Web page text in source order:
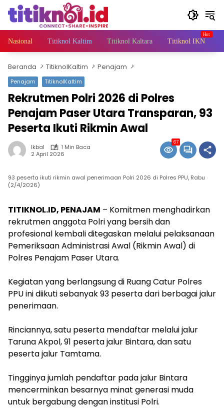
Langsung
konten
Nasional Titiknol Kaltim Titiknol Kaltara Titiknol IKN
Beranda TitiknolKaltim Penajam
Penajam TitiknolKaltim
Rekrutmen Polri 2026 di Polres
Penajam Paser Utara Transparan, 93
Peserta Ikuti Rikmin Awal
Ikbal
1 Min Baca
2 April 2026
67
93 peserta ikuti rikmin awal penerimaan Polri 2026 di Polres PPU, Rabu
(2/4/2026)
TITIKNOL.ID, PENAJAM – Komitmen menghadirkan
rekrutmen anggota Polri yang bersih dan
profesional kembali ditegaskan melalui pelaksanaan
Pemeriksaan Administrasi Awal (Rikmin Awal) di
Polres Penajam Paser Utara.
‎Kegiatan yang berlangsung di Ruang Catur Polres
PPU ini diikuti sebanyak 93 peserta dari berbagai jalur
penerimaan.
‎Rinciannya, satu peserta mendaftar melalui jalur
Taruna Akpol, 91 peserta jalur Bintara, dan satu
peserta jalur Tamtama.
‎Tingginya jumlah pendaftar pada jalur Bintara
mencerminkan besarnya minat generasi muda
untuk bergabung dengan institusi Polri.